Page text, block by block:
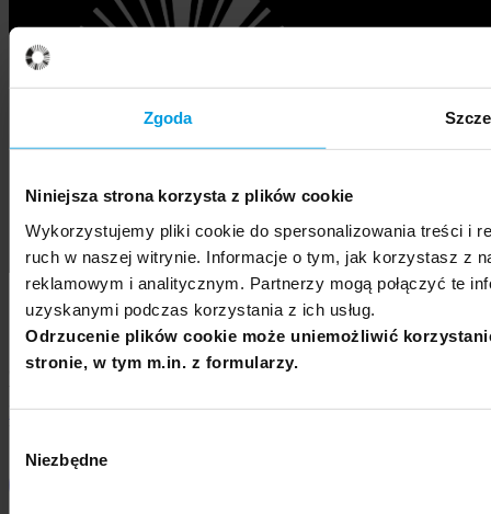
Zgoda
Niniejsza strona korzysta z plików cookie
Wykorzystujemy pliki cookie do spersonalizowania treści i
ruch w naszej witrynie. Informacje o tym, jak korzystasz z
reklamowym i analitycznym. Partnerzy mogą połączyć te
uzyskanymi podczas korzystania z ich usług.
Odrzucenie plików cookie może uniemożliwić
stronie, w tym m.in. z formularzy.
zgody
Niezbędne
© 2021Uniwersytet SWPS, ul. Chodakowska 19/31, 03-815
Polityka prywatności i polityka plików cookies »